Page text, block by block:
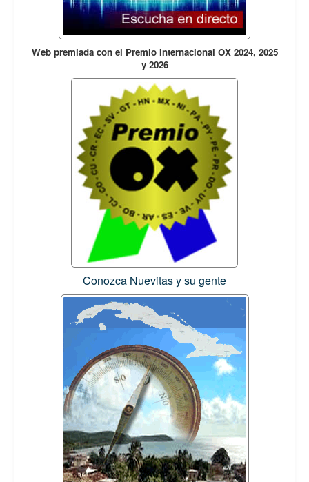
Web premiada con el Premio Internacional OX 2024, 2025
y 2026
Conozca Nuevitas y su gente